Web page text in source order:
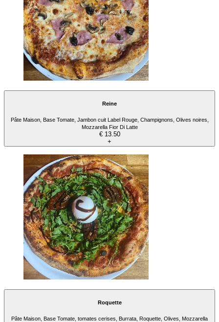
Reine
Pâte Maison, Base Tomate, Jambon cuit Label Rouge, Champignons, Olives noires,
Mozzarella Fior Di Latte
€ 13.50
+
Roquette
Pâte Maison, Base Tomate, tomates cerises, Burrata, Roquette, Olives, Mozzarella